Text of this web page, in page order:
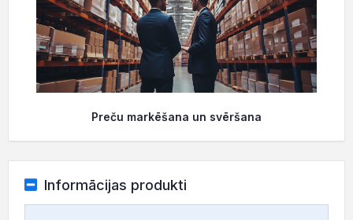
Preču markēšana un svēršana
Informācijas produkti